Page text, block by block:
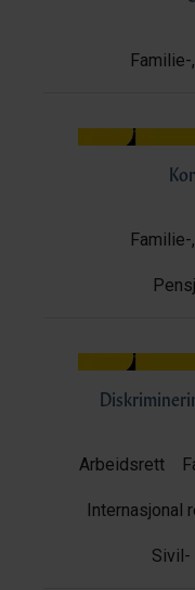
Arbeidsrett
Internasjonal